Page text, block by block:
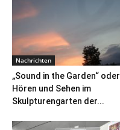
Nachrichten
„Sound in the Garden“ oder
Hören und Sehen im
Skulpturengarten der...